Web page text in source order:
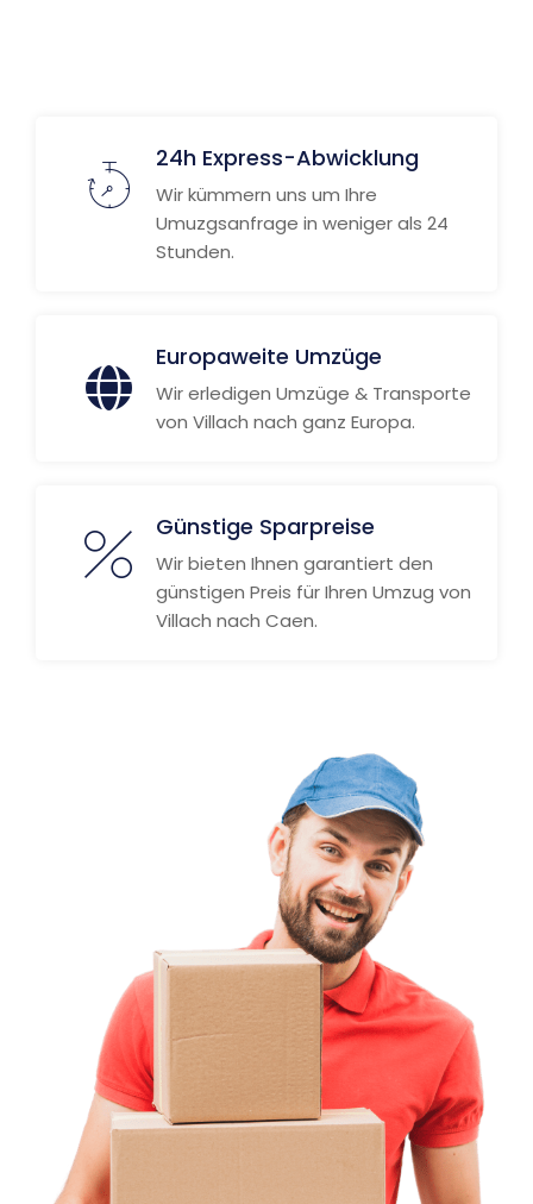
24h Express-Abwicklung
Wir kümmern uns um Ihre
Umuzgsanfrage in weniger als 24
Stunden.
Europaweite Umzüge
Wir erledigen Umzüge & Transporte
von Villach nach ganz Europa.
Günstige Sparpreise
Wir bieten Ihnen garantiert den
günstigen Preis für Ihren Umzug von
Villach nach Caen.